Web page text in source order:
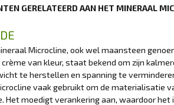
GERELATEERD AAN HET MINERAAL
Microcline, ook wel maansteen
van kleur, staat bekend om zijn
te herstellen en spanning te
vaak gebruikt om de materialisatie
Het moedigt verankering aan, waardoor